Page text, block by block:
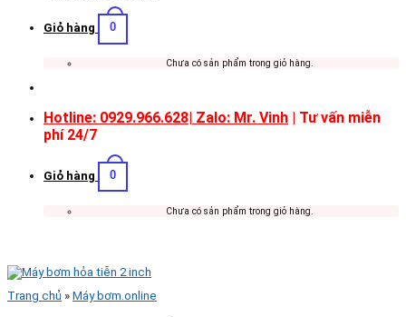
Giỏ hàng 0
Chưa có sản phẩm trong giỏ hàng.
Hotline: 0929.966.628| Zalo: Mr. Vinh | Tư vấn miễn
phí 24/7
Giỏ hàng 0
Chưa có sản phẩm trong giỏ hàng.
Trang chủ » Máy bơm.online